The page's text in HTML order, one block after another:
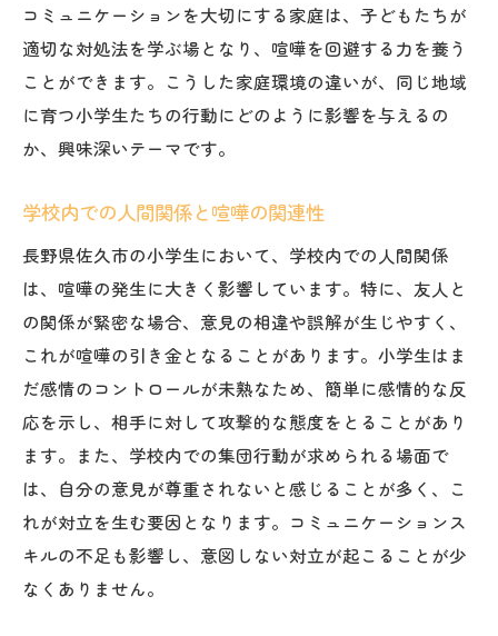
仲直りのプロセスから学ぶ友情の大切さ
喧嘩が自己反省の機会となる理由
小学生が持つこだわりを理解するためのヒント
こだわりを受け入れる家庭環境の重要性
教育現場でのこだわりへのアプローチ方法
友人同士でのこだわりの理解と対話
こだわりを成長に繋げるための指導法
こだわりがもたらす創造性と問題解決能力
他害行為を防ぐための佐久市の教育的アプロー
チ
佐久市の学校で行われる予防教育の実践例
感情教育が他害行為を減らす鍵となる理由
地域の専門家との連携による支援体制
他害行為を未然に防ぐ親子のコミュニケー
コミュニケーションを大切にする家庭は、子どもたちが
適切な対処法を学ぶ場となり、喧嘩を回避する力を養う
ことができます。こうした家庭環境の違いが、同じ地域
に育つ小学生たちの行動にどのように影響を与えるの
か、興味深いテーマです。
学校内での人間関係と喧嘩の関連性
長野県佐久市の小学生において、学校内での人間関係
は、喧嘩の発生に大きく影響しています。特に、友人と
の関係が緊密な場合、意見の相違や誤解が生じやすく、
これが喧嘩の引き金となることがあります。小学生はま
だ感情のコントロールが未熟なため、簡単に感情的な反
応を示し、相手に対して攻撃的な態度をとることがあり
ます。また、学校内での集団行動が求められる場面で
は、自分の意見が尊重されないと感じることが多く、こ
れが対立を生む要因となります。コミュニケーションス
キルの不足も影響し、意図しない対立が起こることが少
なくありません。